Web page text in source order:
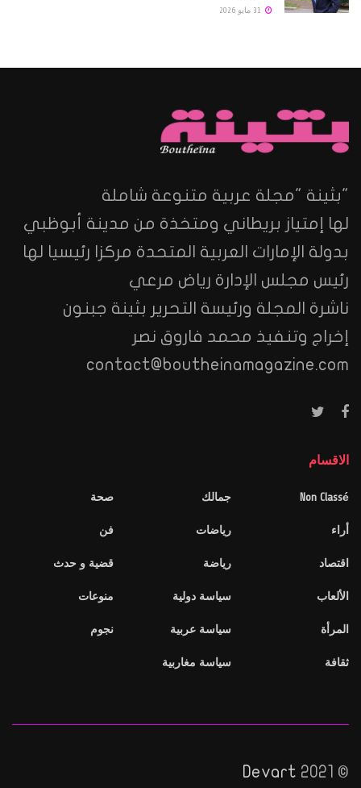
"بثينة "مجلة عربية متنوعة شاملة
لها إمتياز بريطاني ومتخذة من مدينة أبوظبي
بدولة الإمارات العربية المتحدة مركزا رئيسيا لها
رئيس مجلس الإدارة رياض مرعي
ناشرة المجلة ورئيسة التحرير بثينة جبنون
إخراج وتنفيذ محمد فاروق نصر
contact@boutheinamagazine.com
الاقسام
Non Classé
أراء
اقتصاد
الألعاب
المرأة
ثقافة
جمالك
رياضات
رياضة
سياسة دولية
سياسة عربية
سياسة مغاربية
صحة
فن
قضية و حدث
منوعات
نجوم
© 2021
Devart